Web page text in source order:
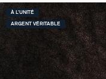
À L'UNITÉ
ARGENT VÉRITABLE